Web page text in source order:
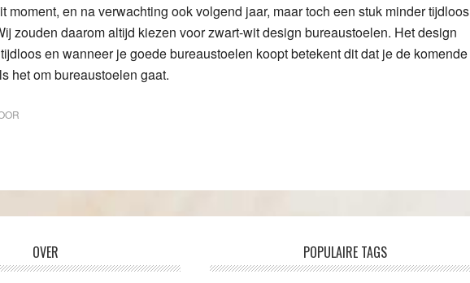
moment, en na verwachting ook volgend jaar, maar toch een stuk minder tijdloos
zouden daarom altijd kiezen voor zwart-wit design bureaustoelen. Het design
en wanneer je goede bureaustoelen koopt betekent dit dat je de komende
het om bureaustoelen gaat.
OVER POPULAIRE TAGS